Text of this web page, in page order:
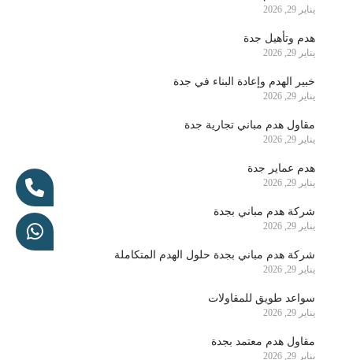
يناير 29, 2026
هدم وتأهيل جدة
يناير 29, 2026
خبير الهدم وإعادة البناء في جدة
يناير 29, 2026
مقاول هدم مباني تجارية جدة
يناير 29, 2026
هدم عماير جدة
يناير 29, 2026
شركة هدم مباني بجدة
يناير 29, 2026
شركة هدم مباني بجدة حلول الهدم المتكاملة
يناير 29, 2026
سواعد طويق للمقاولات
يناير 29, 2026
مقاول هدم معتمد بجدة
يناير 29, 2026